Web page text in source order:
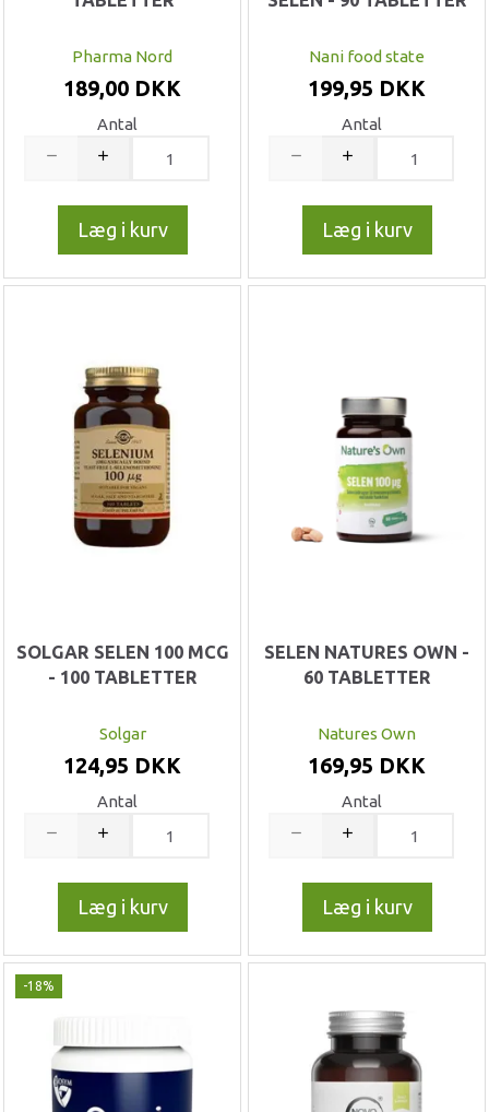
Pharma Nord
189,00 DKK
Antal
Læg i kurv
Nani food state
199,95 DKK
Antal
Læg i kurv
SOLGAR SELEN 100 MCG
- 100 TABLETTER
Solgar
124,95 DKK
Antal
Læg i kurv
SELEN NATURES OWN -
60 TABLETTER
Natures Own
169,95 DKK
Antal
Læg i kurv
-18%